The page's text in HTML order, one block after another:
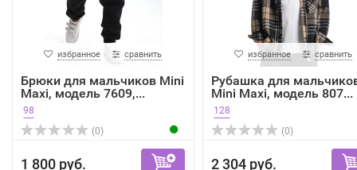
избранное сравнить
Брюки для мальчиков Mini
Maxi, модель 7609,...
98
(0)
1 800 руб.
избранное сравнить
Рубашка для
Mini Maxi, модель 807...
128
(0)
2 304 руб.